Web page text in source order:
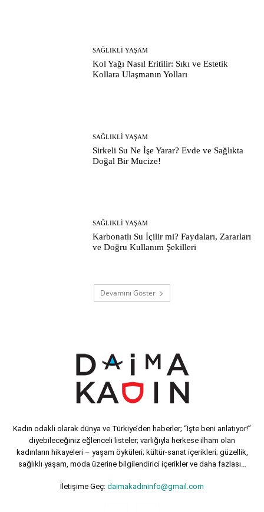
SAĞLIKLI YAŞAM
Kol Yağı Nasıl Eritilir: Sıkı ve Estetik
Kollara Ulaşmanın Yolları
SAĞLIKLI YAŞAM
Sirkeli Su Ne İşe Yarar? Evde ve Sağlıkta
Doğal Bir Mucize!
SAĞLIKLI YAŞAM
Karbonatlı Su İçilir mi? Faydaları, Zararları
ve Doğru Kullanım Şekilleri
Devamını Göster
Kadın odaklı olarak dünya ve Türkiye’den haberler; “İşte beni anlatıyor!”
diyebileceğiniz eğlenceli listeler; varlığıyla herkese ilham olan
kadınların hikayeleri – yaşam öyküleri; kültür-sanat içerikleri; güzellik,
sağlıklı yaşam, moda üzerine bilgilendirici içerikler ve daha fazlası…
İletişime Geç: daimakadininfo@gmail.com